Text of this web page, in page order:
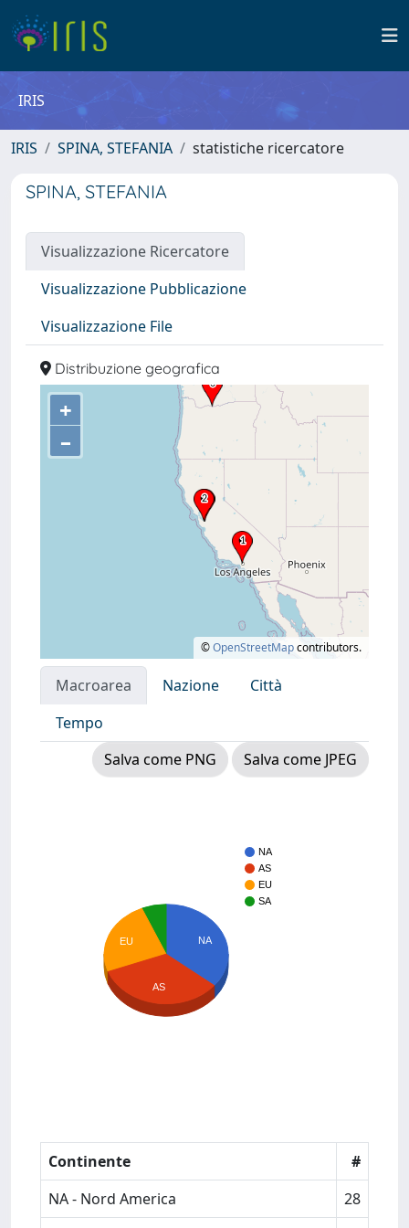
IRIS
IRIS SPINA, STEFANIA statistiche ricercatore
SPINA, STEFANIA
Visualizzazione Ricercatore
Visualizzazione Pubblicazione
Visualizzazione File
Distribuzione geografica
+
–
©OpenStreetMapcontributors.
Macroarea Nazione
Città
Tempo
Salva come PNG
Salva come JPEG
NA
AS
EU
SA
NA
EU
AS
Continente
#
NA - Nord America
28